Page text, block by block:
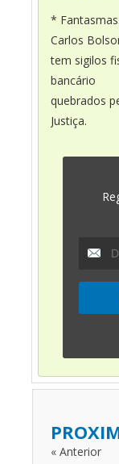
* Fantasmas:
Carlos
tem sigilos
bancário
quebrados
Justiça.
« Anterior